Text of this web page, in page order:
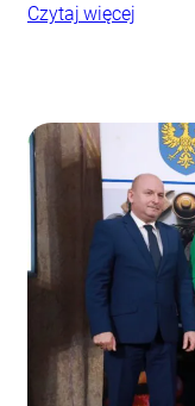
Czytaj więcej